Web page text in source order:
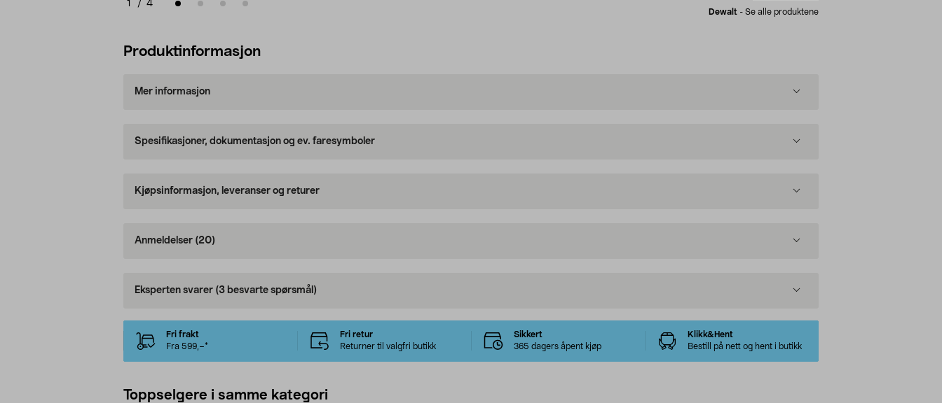
1 / 4
Dewalt - Se alle produktene
Produktinformasjon
Mer informasjon
Spesifikasjoner, dokumentasjon og ev. faresymboler
Kjøpsinformasjon, leveranser og returer
Anmeldelser (20)
Eksperten svarer (3 besvarte spørsmål)
Fri frakt
Fra 599,–*
Fri retur
Returner til valgfri butikk
Sikkert
365 dagers åpent kjøp
Klikk&Hent
Bestill på nett og hent i butikk
Toppselgere i samme kategori